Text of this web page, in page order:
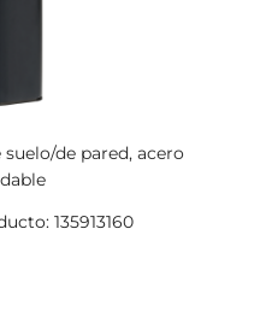
suelo/de pared, acero
135913160